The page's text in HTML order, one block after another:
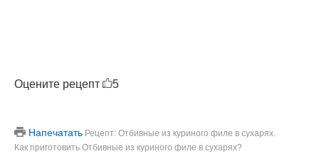
Оцените рецепт 5
Напечатать Рецепт: Отбивные из куриного филе в сухарях.
Как приготовить Отбивные из куриного филе в сухарях?